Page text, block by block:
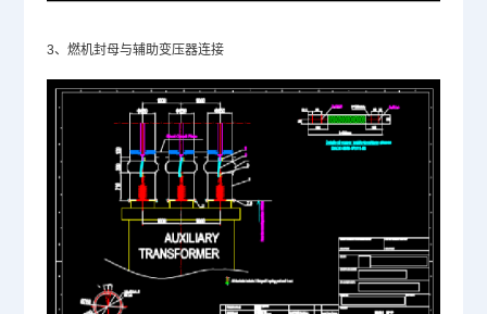
3、燃机封母与辅助变压器连接